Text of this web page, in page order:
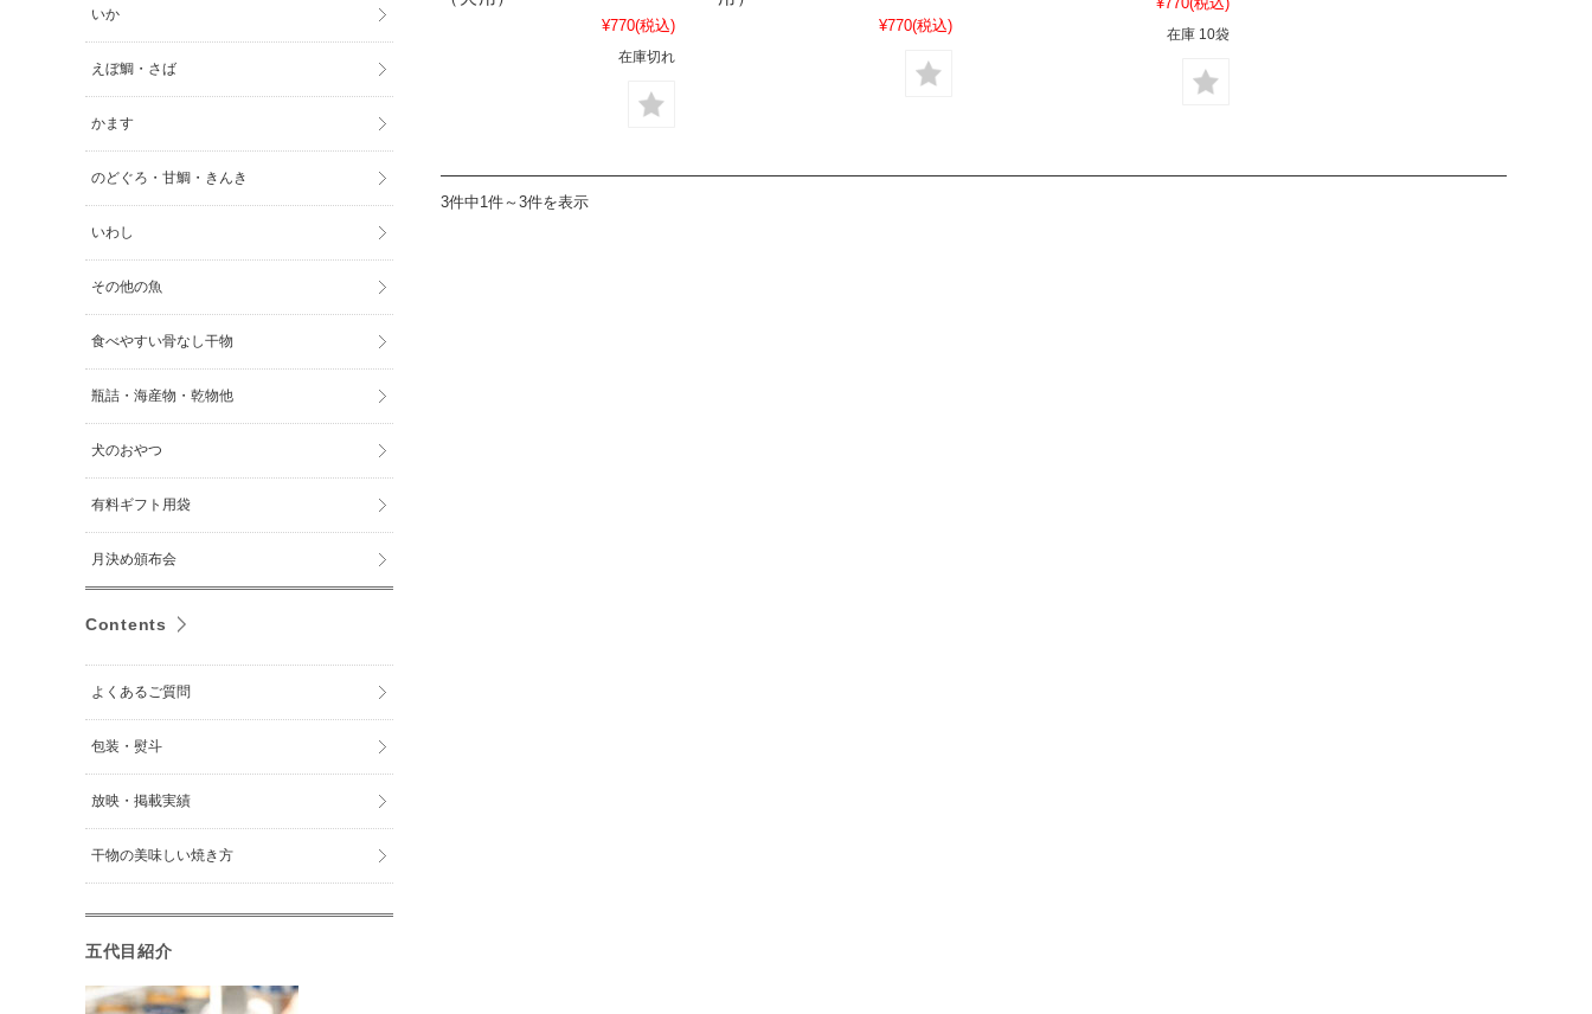
¥770(税込)
在庫切れ
¥770(税込) 在庫 10袋
3件中1件～3件を表示
いか
えぼ鯛・さば
かます
のどぐろ・甘鯛・きんき
いわし
その他の魚
食べやすい骨なし干物
瓶詰・海産物・乾物他
犬のおやつ
有料ギフト用袋
月決め頒布会
Contents
よくあるご質問
包装・熨斗
放映・掲載実績
干物の美味しい焼き方
五代目紹介